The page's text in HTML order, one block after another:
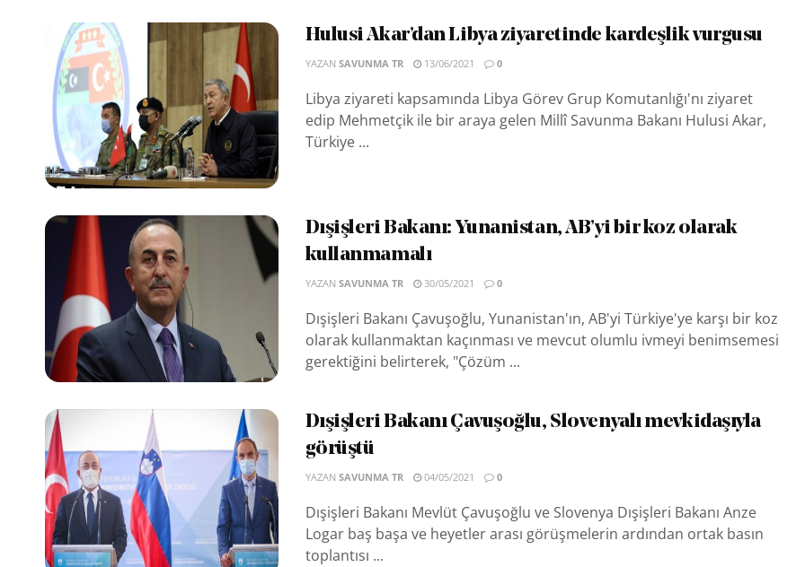
Hulusi Akar’dan Libya ziyaretinde kardeşlik vurgusu
YAZAN SAVUNMA TR 13/06/2021 0
Libya ziyareti kapsamında Libya Görev Grup Komutanlığı'nı ziyaret
edip Mehmetçik ile bir araya gelen Millî Savunma Bakanı Hulusi Akar,
Türkiye ...
Dışişleri Bakanı: Yunanistan, AB’yi bir koz olarak
kullanmamalı
YAZAN SAVUNMA TR 30/05/2021 0
Dışişleri Bakanı Çavuşoğlu, Yunanistan'ın, AB'yi Türkiye'ye karşı bir koz
olarak kullanmaktan kaçınması ve mevcut olumlu ivmeyi benimsemesi
gerektiğini belirterek, "Çözüm ...
Dışişleri Bakanı Çavuşoğlu, Slovenyalı mevkidaşıyla
görüştü
YAZAN SAVUNMA TR 04/05/2021 0
Dışişleri Bakanı Mevlüt Çavuşoğlu ve Slovenya Dışişleri Bakanı Anze
Logar baş başa ve heyetler arası görüşmelerin ardından ortak basın
toplantısı ...